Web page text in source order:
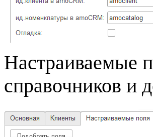
Настраиваемые
справочников и